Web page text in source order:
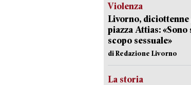
Violenza
Livorno, diciottenne
piazza Attias:
scopo sessuale»
di Redazione Livorno
La storia